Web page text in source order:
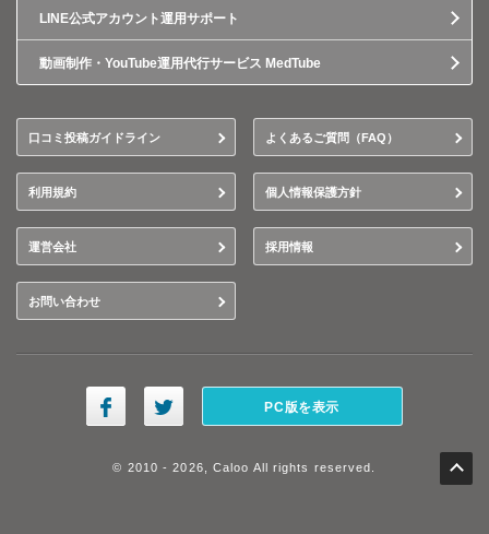
LINE公式アカウント運用サポート
動画制作・YouTube運用代行サービス MedTube
口コミ投稿ガイドライン よくあるご質問（FAQ）
利用規約 個人情報保護方針
運営会社 採用情報
お問い合わせ
PC版を表示
© 2010 - 2026, Caloo All rights reserved.